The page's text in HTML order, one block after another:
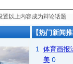
【热门新闻
1
体育画报
美 0